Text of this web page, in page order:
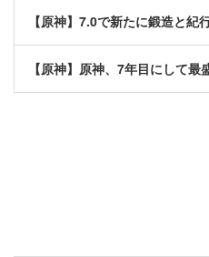
【原神】7.0で新たに鍛造と紀
【原神】原神、7年目にして最